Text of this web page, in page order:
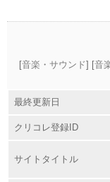
[音楽・サウンド] [音
最終更新日
クリコレ登録ID
サイトタイトル